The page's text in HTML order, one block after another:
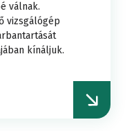
válnak.
vizsgálógép
kínáljuk.